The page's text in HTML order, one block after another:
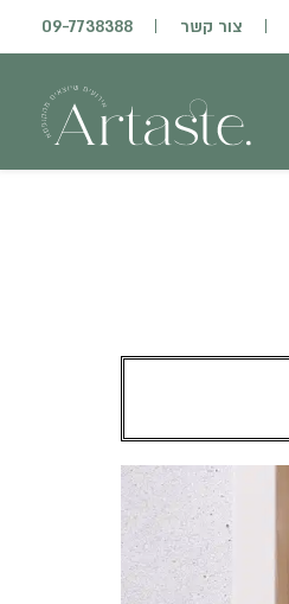
צור קשר 09-7738388